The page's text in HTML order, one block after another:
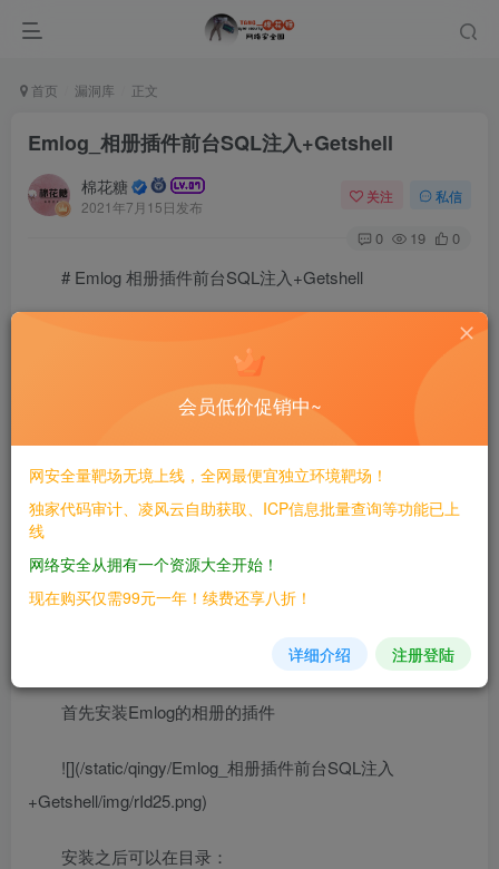
首页 漏洞库 正文
Emlog_相册插件前台SQL注入+Getshell
棉花糖
2021年7月15日发布
关注 私信
0 19 0
# Emlog 相册插件前台SQL注入+Getshell
二、漏洞影响
————
三、复现过程
————
首先安装Emlog的相册的插件
![](/static/qingy/Emlog_相册插件前台SQL注入
+Getshell/img/rId25.png)
安装之后可以在目录：
会员低价促销中~
网安全量靶场无境上线，全网最便宜独立环境靶场！
独家代码审计、凌风云自助获取、ICP信息批量查询等功能已上
线
网络安全从拥有一个资源大全开始！
现在购买仅需99元一年！续费还享八折！
详细介绍 注册登陆